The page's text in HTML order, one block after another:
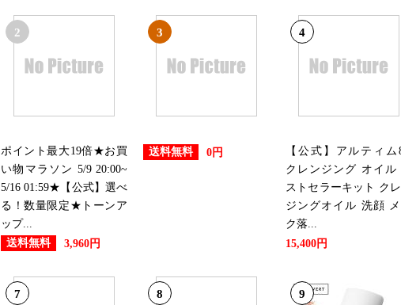
2
ポイント最大19倍★お買
い物マラソン 5/9 20:00~
5/16 01:59★【公式】選べ
る！数量限定★トーンア
ップ...
送料無料
3,960円
3
送料無料 0円
4
【公式】アルティム
クレンジング オイル
ストセラーキット ク
ジングオイル 洗顔 メ
ク落...
15,400円
7 8 9